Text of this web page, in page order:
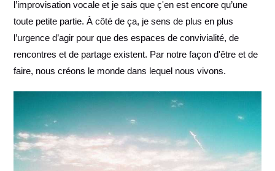
l’improvisation vocale et je sais que ç'en est encore qu’une
toute petite partie. À côté de ça, je sens de plus en plus
l’urgence d’agir pour que des espaces de convivialité, de
rencontres et de partage existent. Par notre façon d'être et de
faire, nous créons le monde dans lequel nous vivons.